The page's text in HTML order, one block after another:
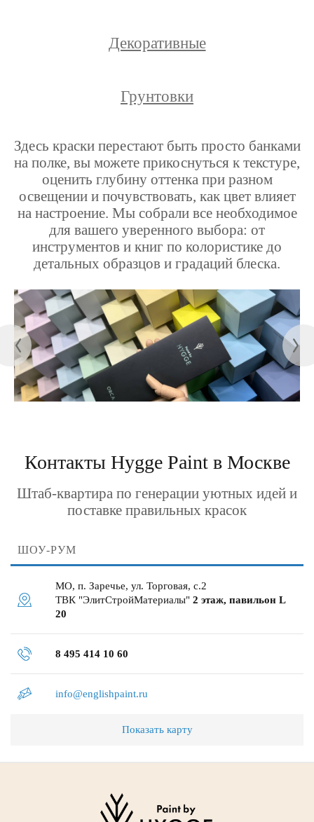
Декоративные
Грунтовки
Здесь краски перестают быть просто банками
на полке, вы можете прикоснуться к текстуре,
оценить глубину оттенка при разном
освещении и почувствовать, как цвет влияет
на настроение. Мы собрали все необходимое
для вашего уверенного выбора: от
инструментов и книг по колористике до
детальных образцов и градаций блеска.
Контакты Hygge Paint в Москве
Штаб-квартира по генерации уютных идей и
поставке правильных красок
ШОУ-РУМ
МО, п. Заречье, ул. Торговая, с.2
ТВК "ЭлитСтройМатериалы" 2 этаж, павильон L
20
8 495 414 10 60
info@englishpaint.ru
Показать карту